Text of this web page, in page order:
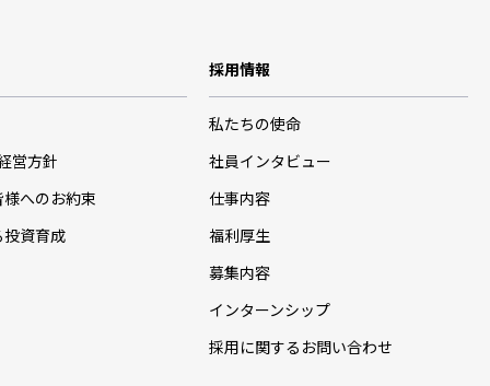
営方針
へのお約束
資育成
採用情報
私たちの使命
社員インタビュー
仕事内容
福利厚生
募集内容
インターンシップ
採用に関するお問い合わせ